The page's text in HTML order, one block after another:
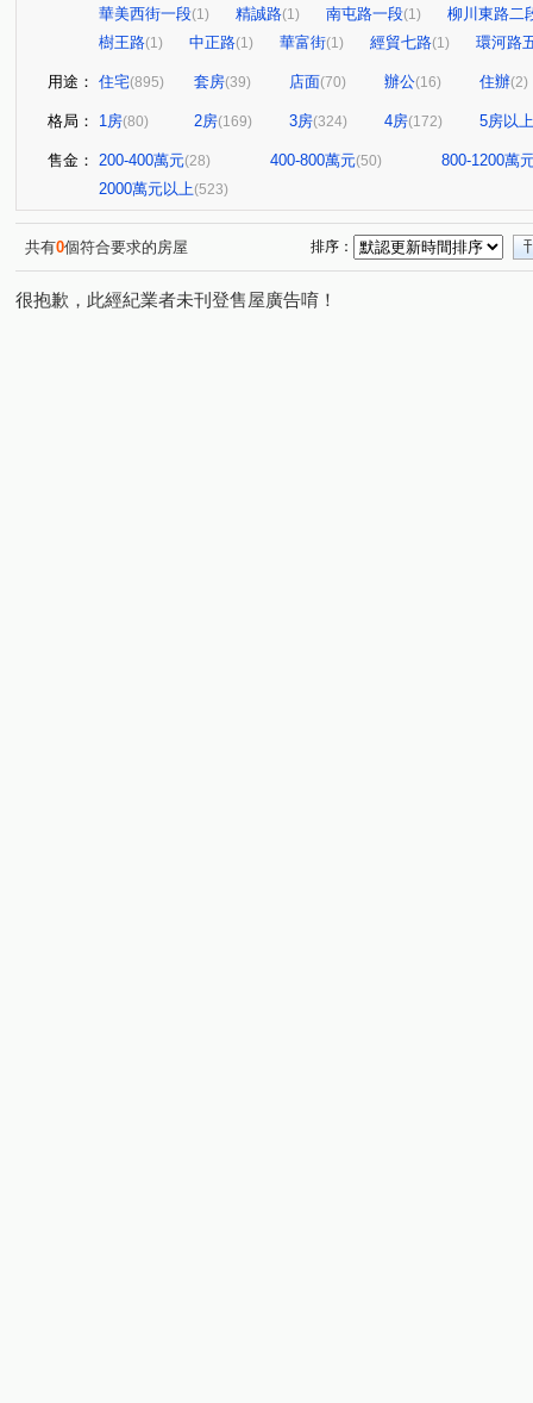
華美西街一段(1) 精誠路(1) 南屯路一段(1)
柳川東路二
樹王路(1) 中正路(1) 華富街(1) 經貿七路(1) 環河路
用途： 住宅(895) 套房(39) 店面(70) 辦公(16) 住辦(2)
格局： 1房(80) 2房(169) 3房(324) 4房(172) 5房以上
售金： 200-400萬元(28) 400-800萬元(50)
800-1200萬
2000萬元以上(523)
共有0個符合要求的房屋 排序：
很抱歉，此經紀業者未刊登售屋廣告唷！